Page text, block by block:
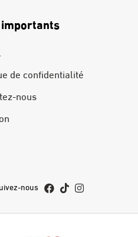
de confidentialité
nous
nous